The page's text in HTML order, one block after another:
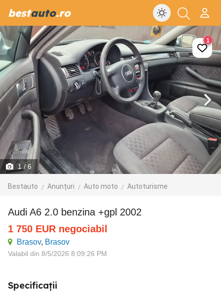
bestauto.ro
1 / 6
Bestauto Anunțuri Auto moto Autoturisme
1
Audi A6 2.0 benzina +gpl 2002
1 750 EUR negociabil
Brasov, Brasov
Valabil din 8/5/2026 8:09:26 PM
Specificații